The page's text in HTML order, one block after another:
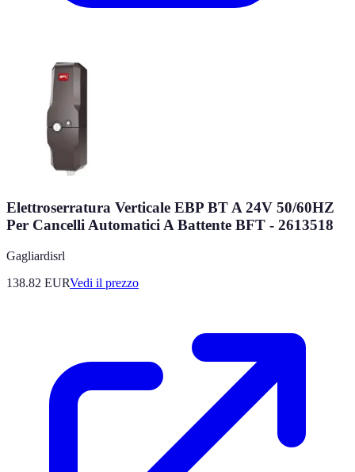
Elettroserratura Verticale EBP BT A 24V 50/60HZ
Per Cancelli Automatici A Battente BFT - 2613518
Gagliardisrl
138.82 EURVedi il prezzo